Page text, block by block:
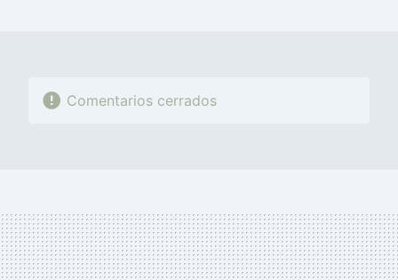
Comentarios cerrados